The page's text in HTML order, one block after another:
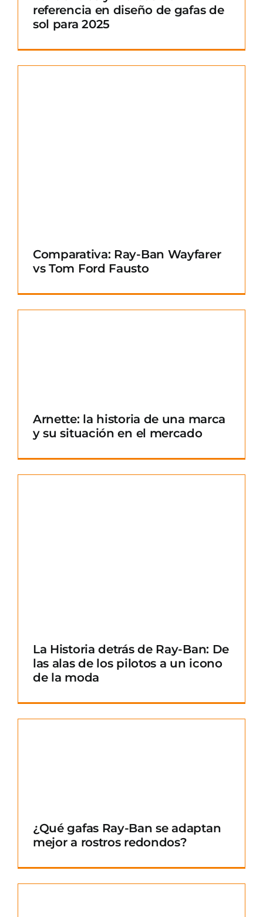
referencia en diseño de gafas de
sol para 2025
Comparativa: Ray-Ban Wayfarer
vs Tom Ford Fausto
Arnette: la historia de una marca
y su situación en el mercado
La Historia detrás de Ray-Ban: De
las alas de los pilotos a un icono
de la moda
¿Qué gafas Ray-Ban se adaptan
mejor a rostros redondos?